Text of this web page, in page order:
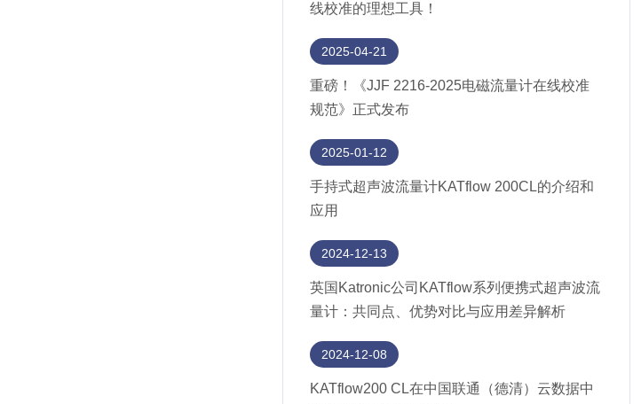
线校准的理想工具！
2025-04-21
重磅！《JJF 2216-2025电磁流量计在线校准
规范》正式发布
2025-01-12
手持式超声波流量计KATflow 200CL的介绍和
应用
2024-12-13
英国Katronic公司KATflow系列便携式超声波流
量计：共同点、优势对比与应用差异解析
2024-12-08
KATflow200 CL在中国联通（德清）云数据中